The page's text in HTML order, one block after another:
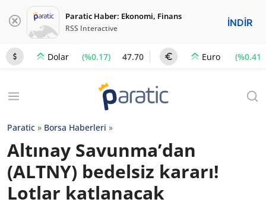
Paratic Haber: Ekonomi, Finans
RSS Interactive İNDİR
Dolar (%0.17) 47.70 Euro (%0.41)
Paratic » Borsa Haberleri »
Altınay Savunma’dan
(ALTNY) bedelsiz kararı!
Lotlar katlanacak